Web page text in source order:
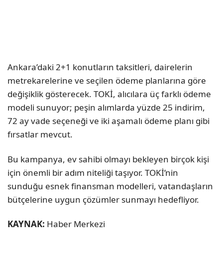
Ankara’daki 2+1 konutların taksitleri, dairelerin
metrekarelerine ve seçilen ödeme planlarına göre
değişiklik gösterecek. TOKİ, alıcılara üç farklı ödeme
modeli sunuyor; peşin alımlarda yüzde 25 indirim,
72 ay vade seçeneği ve iki aşamalı ödeme planı gibi
fırsatlar mevcut.
Bu kampanya, ev sahibi olmayı bekleyen birçok kişi
için önemli bir adım niteliği taşıyor. TOKİ’nin
sunduğu esnek finansman modelleri, vatandaşların
bütçelerine uygun çözümler sunmayı hedefliyor.
KAYNAK: Haber Merkezi